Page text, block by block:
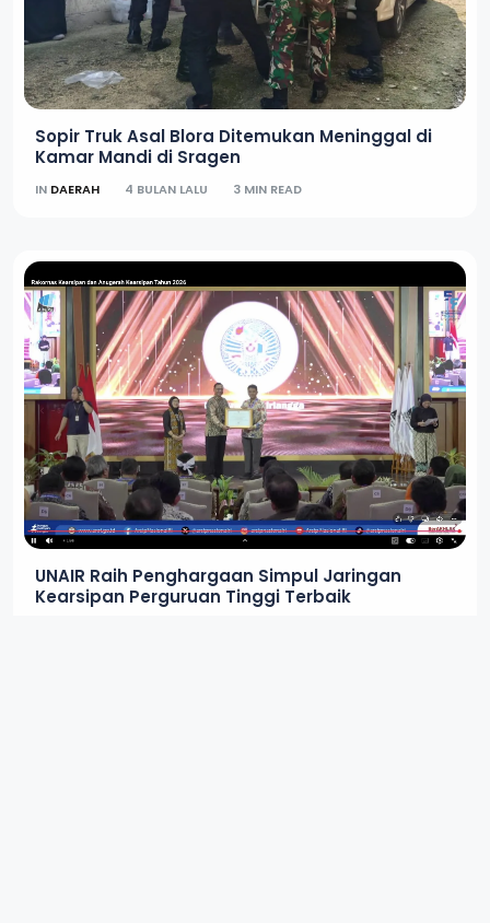
Sopir Truk Asal Blora Ditemukan Meninggal di
Kamar Mandi di Sragen
IN DAERAH 4 BULAN LALU 3 MIN READ
UNAIR Raih Penghargaan Simpul Jaringan
Kearsipan Perguruan Tinggi Terbaik